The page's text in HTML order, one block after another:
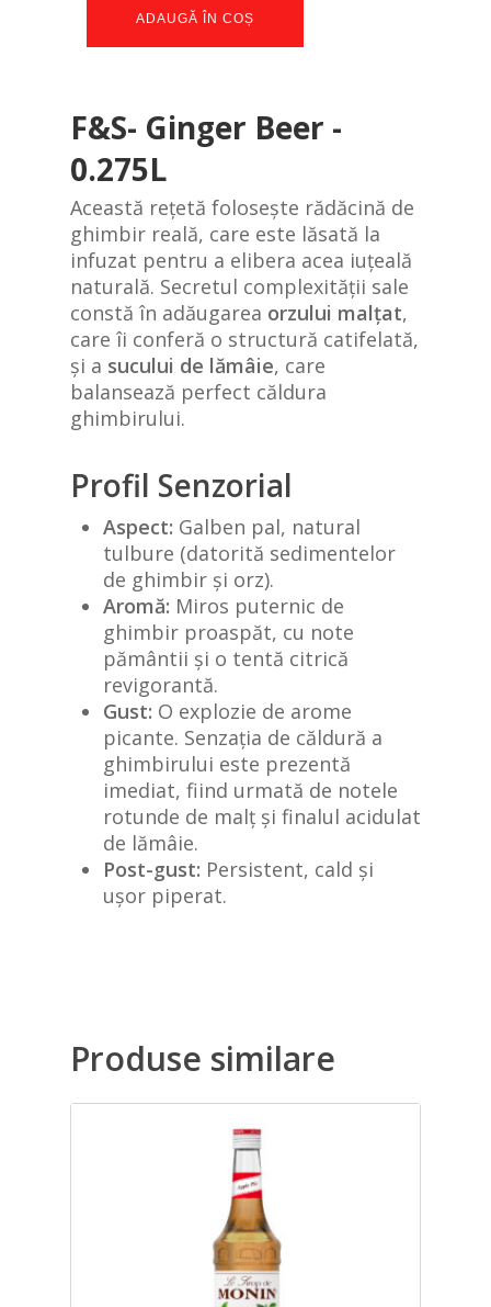
ADAUGĂ ÎN COȘ
F&S- Ginger Beer -
0.275L
Această rețetă folosește rădăcină de
ghimbir reală, care este lăsată la
infuzat pentru a elibera acea iuțeală
naturală. Secretul complexității sale
constă în adăugarea orzului malțat,
care îi conferă o structură catifelată,
și a sucului de lămâie, care
balansează perfect căldura
ghimbirului.
Profil Senzorial
Aspect: Galben pal, natural
tulbure (datorită sedimentelor
de ghimbir și orz).
Aromă: Miros puternic de
ghimbir proaspăt, cu note
pământii și o tentă citrică
revigorantă.
Gust: O explozie de arome
picante. Senzația de căldură a
ghimbirului este prezentă
imediat, fiind urmată de notele
rotunde de malț și finalul acidulat
de lămâie.
Post-gust: Persistent, cald și
ușor piperat.
Produse similare